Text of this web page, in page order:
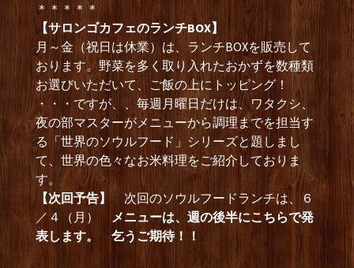
＊＊＊＊＊
【サロンゴカフェのランチBOX】
月～金（祝日は休業）は、ランチBOXを販売して
おります。野菜を多く取り入れたおかずを数種類
お選びいただいて、ご飯の上にトッピング！
・・・ですが、、毎週月曜日だけは、ワタクシ、
夜の部マスターがメニューから調理までを担当す
る「世界のソウルフード」シリーズと題しまし
て、世界の色々なお米料理をご紹介しておりま
す。
【次回予告】
次回のソウルフードランチは、６
／４（月） メニューは、週の後半にこちらで発
表します。 乞うご期待！！